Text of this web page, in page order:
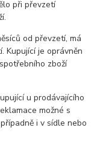
při převzetí
od převzetí, má
Kupující je oprávněn
zboží
u prodávajícího
možné s
i v sídle nebo